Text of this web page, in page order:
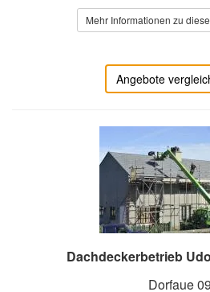
Mehr Informationen zu
Angebote
Dachdeckerbetrieb
Dorfaue 09